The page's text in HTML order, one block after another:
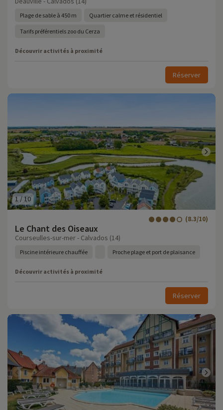
Plage de sable à 450 m Quartier calme et résidentiel
Tarifs préférentiels zoo du Cerza
Découvrir activités à proximité
Réserver
1 / 10
Le Chant des Oiseaux
(8.3/10)
Courseulles-sur-mer - Calvados (14)
Piscine intérieure chauffée Proche plage et port de plaisance
Découvrir activités à proximité
Réserver